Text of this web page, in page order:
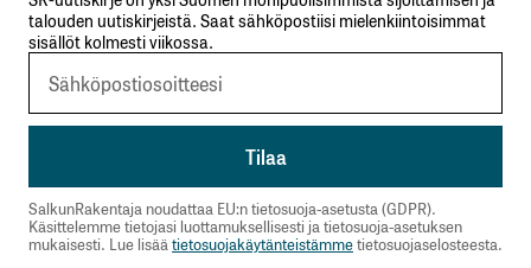
Hyviä täydentäviä näkökulmia Petri, kiitos
niistä. Jälleen tänä aamuna kuulimme uutisissa
Trumpin haukkuvia kommentteja
kurssien alamäki aiheuttaa erilaisia ongelmia
lukuisille Trumpin kannattajille. Hallinnon olisi
pitänyt tutkia äkillisten tulli-ilmoitusten
vaikutukset rahoitusmarkkinoihin paljon
talouden uutiskirjeistä. Saat sähköpostiisi mielenkiintoisimmat
sisällöt kolmesti viikossa.
SalkunRakentaja noudattaa EU:n tietosuoja-asetusta (GDPR).
Käsittelemme tietojasi luottamuksellisesti ja tietosuoja-asetuksen
mukaisesti. Lue lisäätietosuojakäytänteistämmetietosuojaselosteesta.